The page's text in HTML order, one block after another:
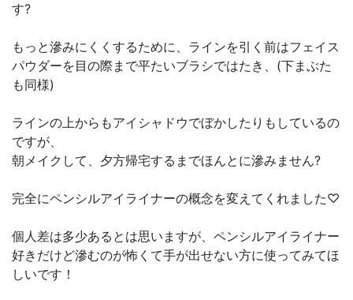
す?
もっと滲みにくくするために、ラインを引く前はフェイス
パウダーを目の際まで平たいブラシではたき、(下まぶた
も同様)
ラインの上からもアイシャドウでぼかしたりもしているの
ですが、
朝メイクして、夕方帰宅するまでほんとに滲みません?
完全にペンシルアイライナーの概念を変えてくれました♡
個人差は多少あるとは思いますが、ペンシルアイライナー
好きだけど滲むのが怖くて手が出せない方に使ってみてほ
しいです！